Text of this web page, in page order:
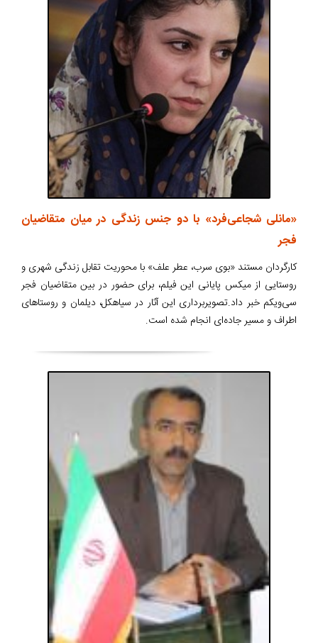
«مانلی شجاعی‌فرد» با دو جنس زندگی در میان متقاضیان
فجر
کارگردان مستند «بوی سرب، عطر علف» با محوریت تقابل زندگی شهری و
روستایی از میکس پایانی این فیلم، برای حضور در بین متقاضیان فجر
سی‌ویکم خبر داد.تصویربرداری این آثار در سیاهکل، دیلمان و روستاهای
اطراف و مسیر جاده‌ای انجام شده است.